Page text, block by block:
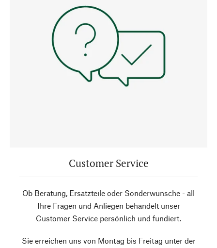
Customer Service
Ob Beratung, Ersatzteile oder Sonderwünsche - all
Ihre Fragen und Anliegen behandelt unser
Customer Service persönlich und fundiert.
Sie erreichen uns von Montag bis Freitag unter der